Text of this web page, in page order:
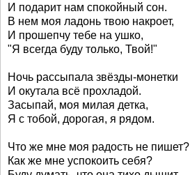
И подарит нам спокойный сон.
В нем моя ладонь твою накроет,
И прошепчу тебе на ушко,
"Я всегда буду только, Твой!"
Ночь рассыпала звёзды-монетки
И окутала всё прохладой.
Засыпай, моя милая детка,
Я с тобой, дорогая, я рядом.
Что же мне моя радость не пишет?
Как же мне успокоить себя?